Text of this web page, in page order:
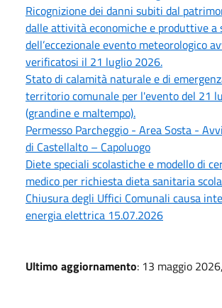
Ricognizione dei danni subiti dal
dalle attività economiche e produttive a
dell’eccezionale evento meteorologico
verificatosi il 21 luglio 2026.
Stato di calamità naturale e di
territorio comunale per l'evento del 21
(grandine e maltempo).
Permesso Parcheggio - Area Sosta -
di Castellalto – Capoluogo
Diete speciali scolastiche e modello di
medico per richiesta dieta sanitaria
Chiusura degli Uffici Comunali causa
energia elettrica 15.07.2026
Ultimo aggiornamento: 13 maggio